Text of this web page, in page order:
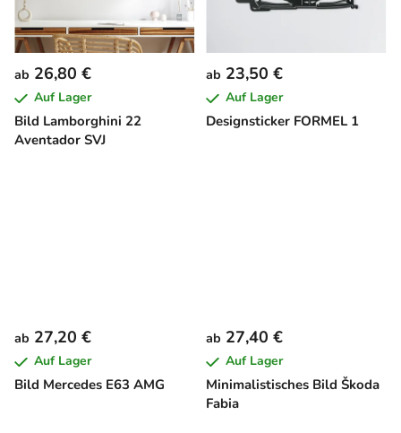
Bild Lamborghini 22
Aventador SVJ
ab 26,80 €
Auf Lager
Designsticker FORMEL 1
ab 23,50 €
Auf Lager
Bild Mercedes E63 AMG
ab 27,20 €
Auf Lager
Minimalistisches Bild Škoda
Fabia
ab 27,40 €
Auf Lager